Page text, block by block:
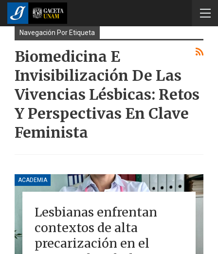
Navegación Por Etiqueta
Biomedicina E
Invisibilización De Las
Vivencias Lésbicas: Retos
Y Perspectivas En Clave
Feminista
ACADEMIA
Lesbianas enfrentan
contextos de alta
precarización en el